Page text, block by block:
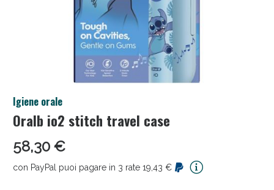
Igiene orale
Oralb io2 stitch travel case
58,30 €
con PayPal puoi pagare in 3 rate 19,43 €
Anticellulite e Fanghi: Sconto fino al 40% valido